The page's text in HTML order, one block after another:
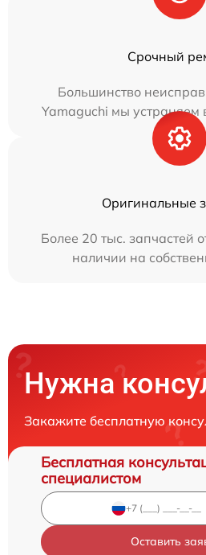
Срочный
Большинство
Yamaguchi мы устраняем
Оригинальные
Более 20 тыс. запчастей
наличии на
Нужна
Закажите бесплатную
Бесплатная
специалистом
Оставить